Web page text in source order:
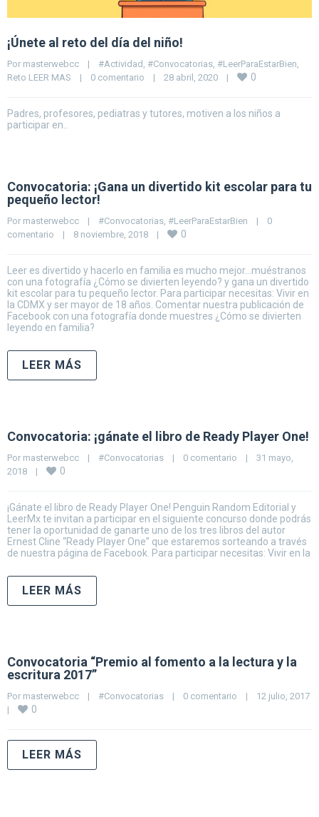
¡Únete al reto del día del niño!
Por masterwebcc | #Actividad #Convocatorias #LeerParaEstarBien
Reto LEER MAS
| 0 comentario | 28 abril, 2020 | 0
Padres, profesores, pediatras y tutores, motiven a los niños a
participar en..
Convocatoria: ¡Gana un divertido kit escolar para tu
pequeño lector!
Por masterwebcc | #Convocatorias #LeerParaEstarBien |
0
comentario
| 8 noviembre, 2018 | 0
Leer es divertido y hacerlo en familia es mucho mejor…muéstranos
con una fotografía ¿Cómo se divierten leyendo? y gana un divertido
kit escolar para tu pequeño lector. Para participar necesitas: Vivir en
la CDMX y ser mayor de 18 años. Comentar nuestra publicación de
Facebook con una fotografía donde muestres ¿Cómo se divierten
leyendo en familia?
LEER MÁS
Convocatoria: ¡gánate el libro de Ready Player One!
Por masterwebcc | #Convocatorias | 0 comentario |
31 mayo,
2018 | 0
¡Gánate el libro de Ready Player One! Penguin Random Editorial y
LeerMx te invitan a participar en el siguiente concurso donde podrás
tener la oportunidad de ganarte uno de los tres libros del autor
Ernest Cline “Ready Player One” que estaremos sorteando a través
de nuestra página de Facebook. Para participar necesitas: Vivir en la
LEER MÁS
Convocatoria “Premio al fomento a la lectura y la
escritura 2017”
Por masterwebcc | #Convocatorias | 0 comentario |
|
0
LEER MÁS